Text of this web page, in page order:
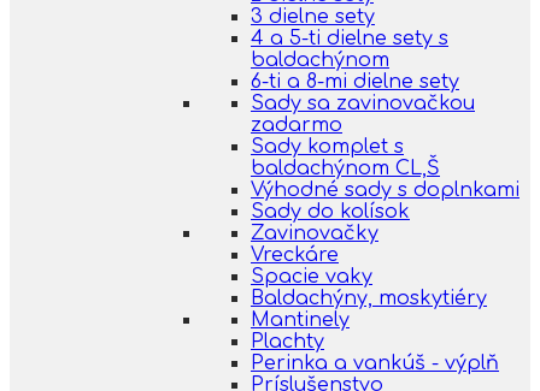
3 dielne sety
4 a 5-ti dielne sety s
baldachýnom
6-ti a 8-mi dielne sety
Sady sa zavinovačkou
zadarmo
Sady komplet s
baldachýnom CL,Š
Výhodné sady s doplnkami
Sady do kolísok
Zavinovačky
Vreckáre
Spacie vaky
Baldachýny, moskytiéry
Mantinely
Plachty
Perinka a vankúš - výplň
Príslušenstvo